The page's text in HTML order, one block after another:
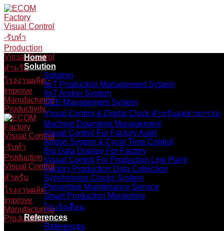
Skip
to
content
Home
Solution
Solution
IIoT Production Management System
IIoT Andon System
OEE Management System
Visual Control & Digital Clock สำหรับอุตสาหกรรม
Machine Downtime Management
Visual Control For Factory Audit
Andon System & Cycle Time Control
Big Data Display For Factory
Visual Control For Production Line Paint
Factory Production Data Collection
Synchronize Clocks System
Preventive Maintenance Service
Smart Production Monitoring
ไก่แจ้งเตือน
References
References